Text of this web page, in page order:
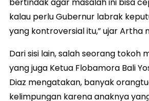
kalau perlu Gubernur labrak
yang kontroversial itu,” ujar Artha
Dari sisi lain, salah seorang tokoh
yang juga Ketua Flobamora Bali
Diaz mengatakan, banyak
kelimpungan karena anaknya